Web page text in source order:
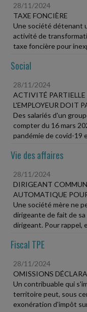
28/11/2024
TAXE FONCIÈRE
Une société détenant
activité de
taxe foncière pour
Social
28/11/2024
ACTIVITÉ PARTIELLE
L'EMPLOYEUR DOIT
Des salariés d'un
compter du 16 mars
pandémie de covid-19
Vie des affaires
28/11/2024
DIRIGEANT
AUTOMATIQUE
Une société mère ne
dirigeante de fait de
dirigeant. Pour rappel,
Fiscal TPE
28/11/2024
OMISSIONS
Un contribuable qui
territoire peut, sous
exonération d'impôt